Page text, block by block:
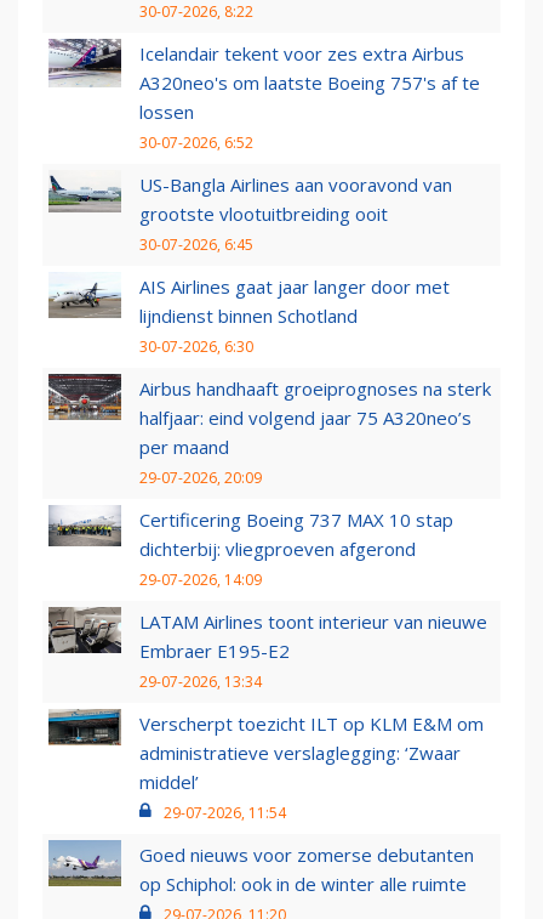
30-07-2026, 8:22
Icelandair tekent voor zes extra Airbus
A320neo's om laatste Boeing 757's af te
lossen
30-07-2026, 6:52
US-Bangla Airlines aan vooravond van
grootste vlootuitbreiding ooit
30-07-2026, 6:45
AIS Airlines gaat jaar langer door met
lijndienst binnen Schotland
30-07-2026, 6:30
Airbus handhaaft groeiprognoses na sterk
halfjaar: eind volgend jaar 75 A320neo’s
per maand
29-07-2026, 20:09
Certificering Boeing 737 MAX 10 stap
dichterbij: vliegproeven afgerond
29-07-2026, 14:09
LATAM Airlines toont interieur van nieuwe
Embraer E195-E2
29-07-2026, 13:34
Verscherpt toezicht ILT op KLM E&M om
administratieve verslaglegging: ‘Zwaar
middel’
29-07-2026, 11:54
Goed nieuws voor zomerse debutanten
op Schiphol: ook in de winter alle ruimte
29-07-2026, 11:20